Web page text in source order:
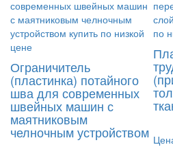
Ограничитель
(пластинка) потайного
шва для современных
швейных машин с
маятниковым
челночным устройством